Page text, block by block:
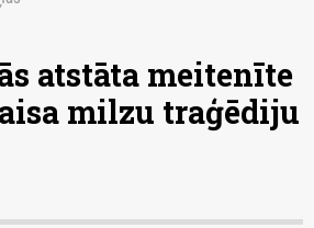
atstāta meitenīte
milzu traģēdiju